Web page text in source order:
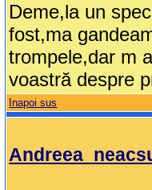
Deme,la un
fost,ma
trompele,dar m
voastră despre
Inapoi sus